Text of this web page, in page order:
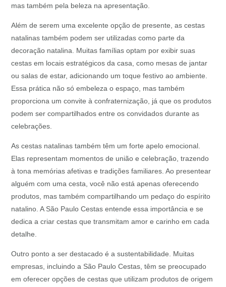
mas também pela beleza na apresentação.
Além de serem uma excelente opção de presente, as cestas
natalinas também podem ser utilizadas como parte da
decoração natalina. Muitas famílias optam por exibir suas
cestas em locais estratégicos da casa, como mesas de jantar
ou salas de estar, adicionando um toque festivo ao ambiente.
Essa prática não só embeleza o espaço, mas também
proporciona um convite à confraternização, já que os produtos
podem ser compartilhados entre os convidados durante as
celebrações.
As cestas natalinas também têm um forte apelo emocional.
Elas representam momentos de união e celebração, trazendo
à tona memórias afetivas e tradições familiares. Ao presentear
alguém com uma cesta, você não está apenas oferecendo
produtos, mas também compartilhando um pedaço do espírito
natalino. A São Paulo Cestas entende essa importância e se
dedica a criar cestas que transmitam amor e carinho em cada
detalhe.
Outro ponto a ser destacado é a sustentabilidade. Muitas
empresas, incluindo a São Paulo Cestas, têm se preocupado
em oferecer opções de cestas que utilizam produtos de origem